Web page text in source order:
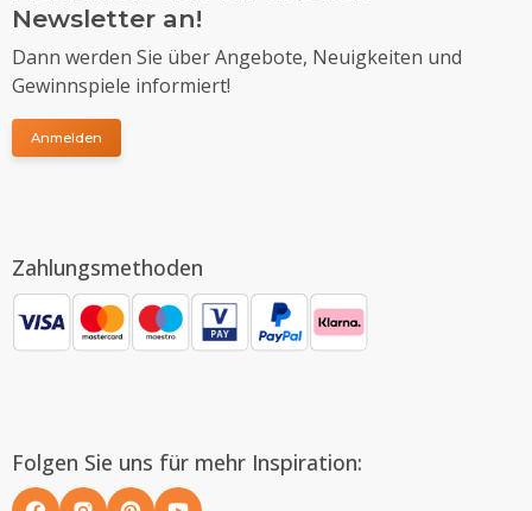
Newsletter an!
Dann werden Sie über Angebote, Neuigkeiten und
Gewinnspiele informiert!
Anmelden
Zahlungsmethoden
Folgen Sie uns für mehr Inspiration: